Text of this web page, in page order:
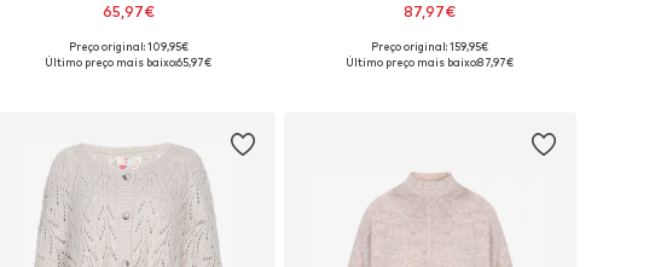
65,97€
Tamanhos disponíveis: S, M, L, XL, XXL
Preço original: 109,95€
Último preço mais baixo:65,97€
87,97€
Tamanhos disponíveis: M, L, XL, XXL
Preço original: 159,95€
Último preço mais baixo:87,97€